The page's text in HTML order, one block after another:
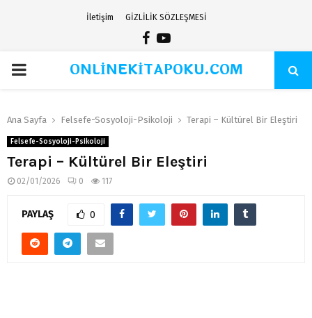
İletişim GİZLİLİK SÖZLEŞMESİ
Facebook
Youtube
PRIMARYONLİNEKİTAPOKU.COM
Ana Sayfa Felsefe-Sosyoloji-Psikoloji Terapi – Kültürel Bir Eleştiri
Felsefe-Sosyoloji-Psikoloji
Terapi – Kültürel Bir Eleştiri
02/01/2026 0 117
PAYLAŞ 0